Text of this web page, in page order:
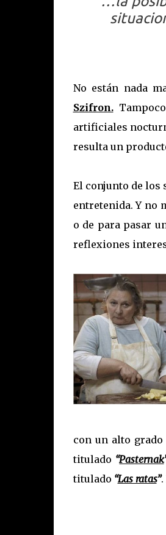
No están nada
Szifron.
artificiales
resulta un
El conjunto de los
entretenida. Y no
o de para pasar
reflexiones
con un alto
titulado “Pasternak
titulado “Las ratas”.